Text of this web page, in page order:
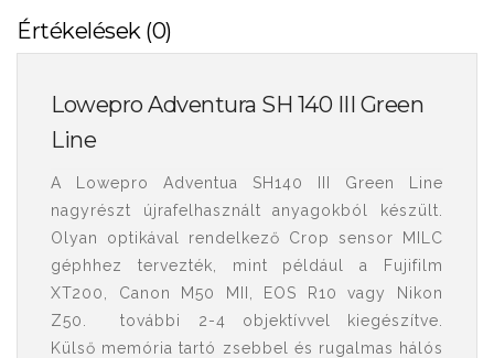
Értékelések (0)
Lowepro Adventura SH 140 III Green
Line
A Lowepro Adventua SH140 III Green Line
nagyrészt újrafelhasznált anyagokból készült.
Olyan optikával rendelkező Crop sensor MILC
géphhez tervezték, mint például a Fujifilm
XT200, Canon M50 MII, EOS R10 vagy Nikon
Z50. további 2-4 objektívvel kiegészítve.
Külső memória tartó zsebbel és rugalmas hálós